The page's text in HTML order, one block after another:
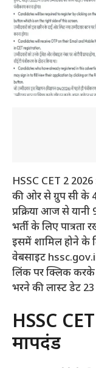
HSSC CET 2
की ओर से ग्रुप सी के
प्रक्रिया आज से
भर्ती के लिए
इसमें शामिल होने
वेबसाइट
लिंक पर क्लिक करके
भरने की लास्ट डेट 23
HSSC
मापदंड